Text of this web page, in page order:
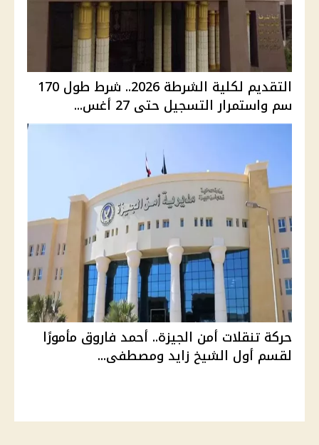
التقديم لكلية الشرطة 2026.. شرط طول 170
سم واستمرار التسجيل حتى 27 أغس...
حركة تنقلات أمن الجيزة.. أحمد فاروق مأمورًا
لقسم أول الشيخ زايد ومصطفى...